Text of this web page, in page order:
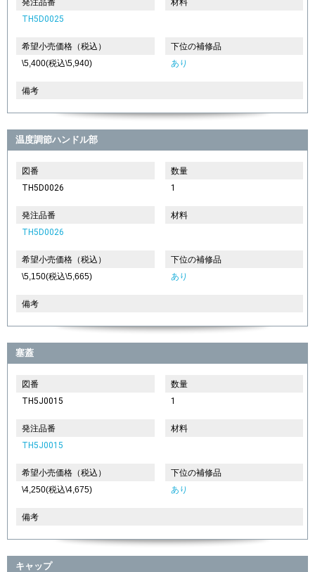
TH5D0025
希望小売価格（税込）
\5,400(税込\5,940)
下位の補修品
あり
備考
温度調節ハンドル部
図番
TH5D0026
数量
1
発注品番
TH5D0026
材料
希望小売価格（税込）
\5,150(税込\5,665)
下位の補修品
あり
備考
塞蓋
図番
TH5J0015
数量
1
発注品番
TH5J0015
材料
希望小売価格（税込）
\4,250(税込\4,675)
下位の補修品
あり
備考
キャップ